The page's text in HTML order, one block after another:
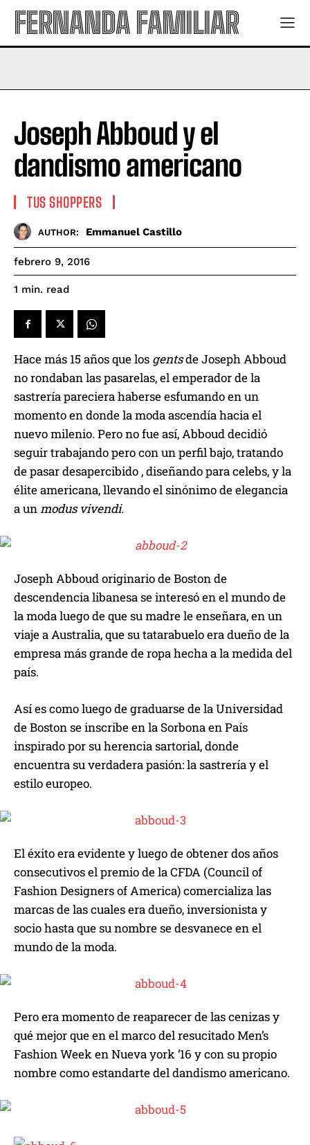
FERNANDA FAMILIAR
Joseph Abboud y el
dandismo americano
TUS SHOPPERS
AUTHOR: Emmanuel Castillo
febrero 9, 2016
1 min. read
Hace más 15 años que los gentsde Joseph Abboud
no rondaban las pasarelas, el emperador de la
sastrería pareciera haberse esfumando en un
momento en donde la moda ascendía hacia el
nuevo milenio. Pero no fue así, Abboud decidió
seguir trabajando pero con un perfil bajo, tratando
de pasar desapercibido , diseñando para celebs, y la
élite americana, llevando el sinónimo de elegancia
a unmodus vivendi.
Joseph Abboud originario de Boston de
descendencia libanesa se interesó en el mundo de
la moda luego de que su madre le enseñara, en un
viaje a Australia, que su tatarabuelo era dueño de la
empresa más grande de ropa hecha a la medida del
país.
Así es como luego de graduarse de la Universidad
de Boston se inscribe en la Sorbona en País
inspirado por su herencia sartorial, donde
encuentra su verdadera pasión: la sastrería y el
estilo europeo.
El éxito era evidente y luego de obtener dos años
consecutivos el premio de la CFDA (Council of
Fashion Designers of America) comercializa las
marcas de las cuales era dueño, inversionista y
socio hasta que su nombre se desvanece en el
mundo de la moda.
Pero era momento de reaparecer de las cenizas y
qué mejor que en el marco del resucitado Men’s
Fashion Week en Nueva york ‘16 y con su propio
nombre como estandarte del dandismo americano.